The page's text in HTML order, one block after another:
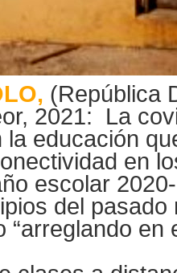
(República
2021: La
la educación
en
escolar
del pasado
en